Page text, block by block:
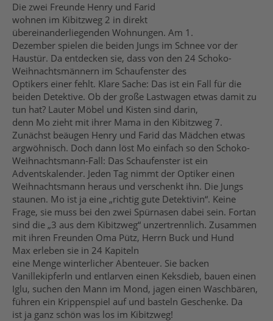
Die zwei Freunde Henry und Farid
wohnen im Kibitzweg 2 in direkt
übereinanderliegenden Wohnungen. Am 1.
Dezember spielen die beiden Jungs im Schnee vor der
Haustür. Da entdecken sie, dass von den 24 Schoko-
Weihnachtsmännern im Schaufenster des
Optikers einer fehlt. Klare Sache: Das ist ein Fall für die
beiden Detektive. Ob der große Lastwagen etwas damit zu
tun hat? Lauter Möbel und Kisten sind darin,
denn Mo zieht mit ihrer Mama in den Kibitzweg 7.
Zunächst beäugen Henry und Farid das Mädchen etwas
argwöhnisch. Doch dann löst Mo einfach so den Schoko-
Weihnachtsmann-Fall: Das Schaufenster ist ein
Adventskalender. Jeden Tag nimmt der Optiker einen
Weihnachtsmann heraus und verschenkt ihn. Die Jungs
staunen. Mo ist ja eine „richtig gute Detektivin“. Keine
Frage, sie muss bei den zwei Spürnasen dabei sein. Fortan
sind die „3 aus dem Kibitzweg“ unzertrennlich. Zusammen
mit ihren Freunden Oma Pütz, Herrn Buck und Hund
Max erleben sie in 24 Kapiteln
eine Menge winterlicher Abenteuer. Sie backen
Vanillekipferln und entlarven einen Keksdieb, bauen einen
Iglu, suchen den Mann im Mond, jagen einen Waschbären,
führen ein Krippenspiel auf und basteln Geschenke. Da
ist ja ganz schön was los im Kibitzweg!